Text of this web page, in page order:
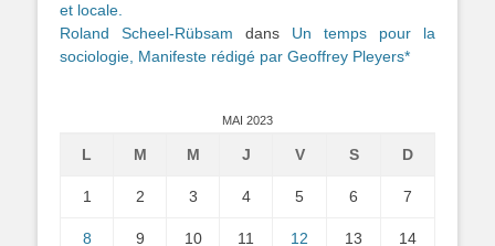
et locale.
Roland Scheel-Rübsam dans Un temps pour la
sociologie, Manifeste rédigé par Geoffrey Pleyers*
MAI 2023
L M M J V S D
1 2 3 4 5 6 7
8 9 10 11 12 13 14